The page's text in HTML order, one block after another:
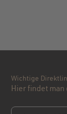
Wichtige
Hier findet